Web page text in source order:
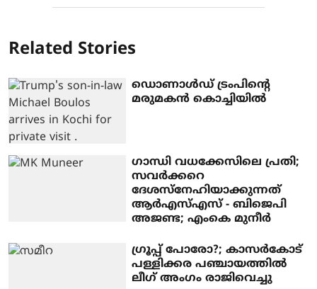
Related Stories
ഡൊണാള്‍ഡ് ട്രംപിന്റെ
മരുമകന്‍ കൊച്ചിയില്‍
ഗാന്ധി വധക്കേസിലെ പ്രതി;
സവര്‍ക്കറെ
ദേശസ്നേഹിയാക്കുന്നത്
ആര്‍എസ്എസ് - ബിജെപി
അജണ്ട; എംകെ മുനീര്‍
ഗ്രൂപ്പ് പോരോ?; കാസര്‍കോട്
പള്ളിക്കര പഞ്ചായത്തില്‍
ലീഗ് അംഗം രാജിവെച്ചു